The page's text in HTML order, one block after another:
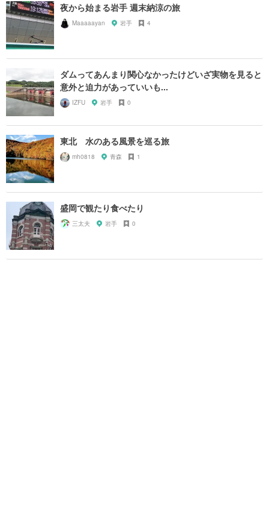
夜から始まる岩手 週末納涼の旅
Maaaaayan 岩手 4
ダムってあんまり関心なかったけどいざ実物を見ると
意外と迫力があっていいも...
IZFU 岩手 0
東北 水のある風景を巡る旅
mh0818 青森 1
盛岡で観たり食べたり
三太夫 岩手 0